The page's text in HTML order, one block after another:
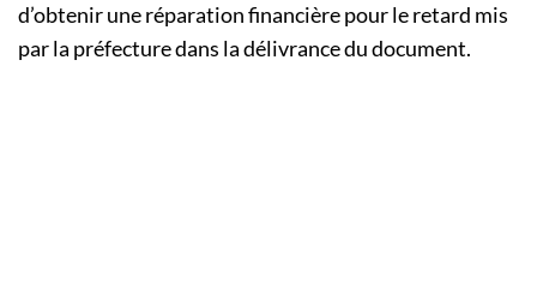
d’obtenir une réparation financière pour le retard mis
par la préfecture dans la délivrance du document.